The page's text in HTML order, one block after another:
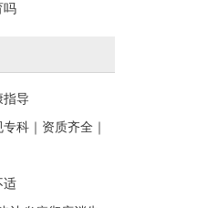
吗
指导
科｜资质齐全｜
适